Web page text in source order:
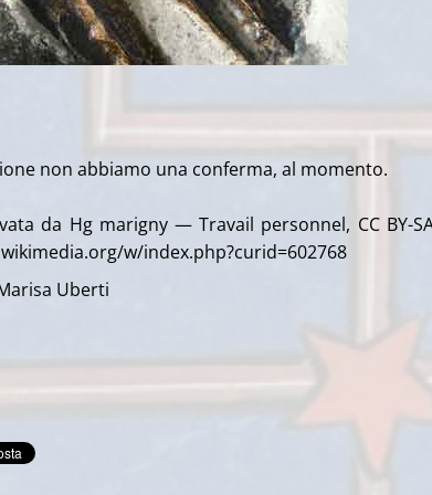
non abbiamo una conferma, al momento.
da Hg marigny — Travail personnel, CC BY-
w/index.php?curid=602768
Uberti